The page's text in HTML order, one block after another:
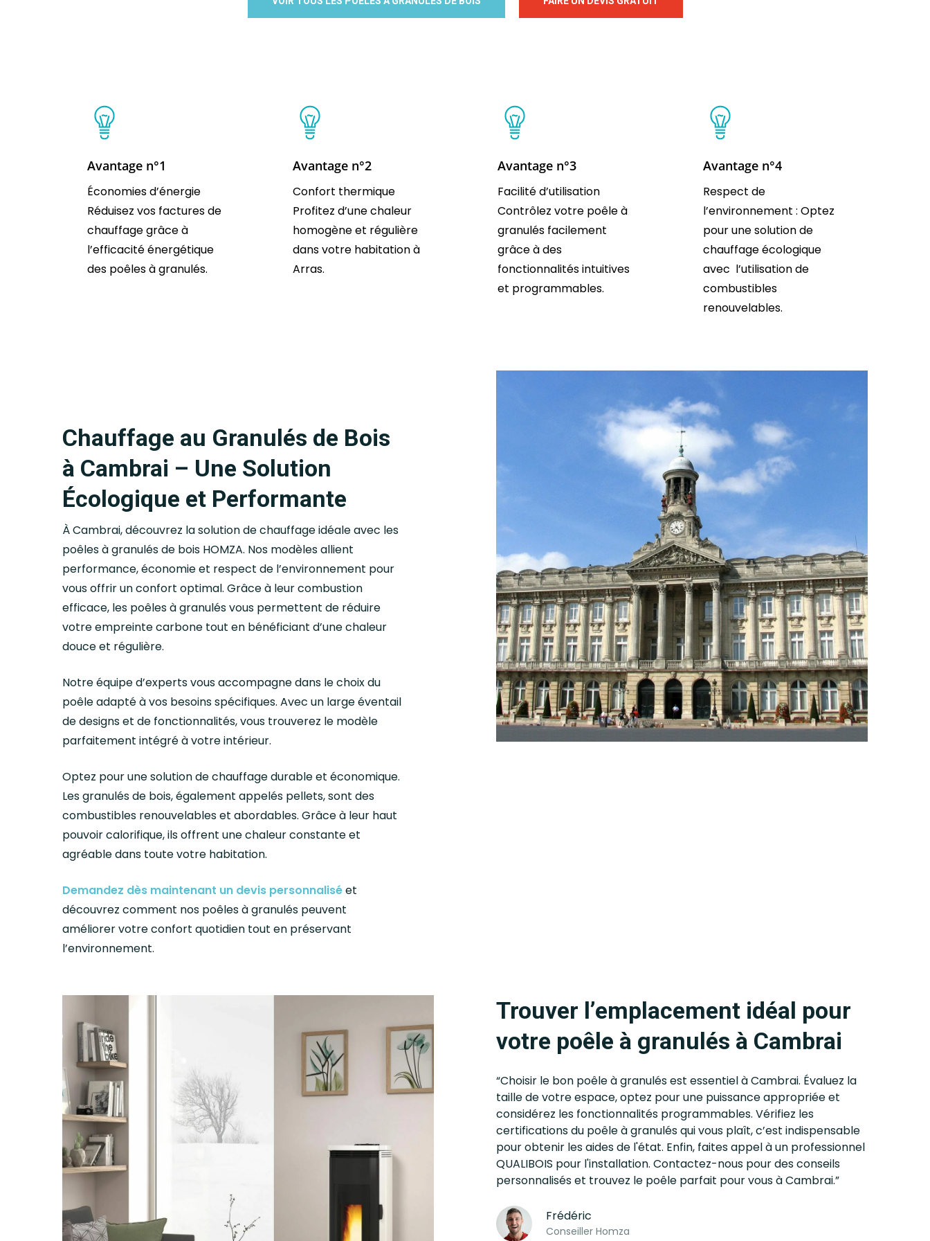
Avantage n°1
Économies d’énergie
Réduisez vos factures de
chauffage grâce à
l’efficacité énergétique
des poêles à granulés.
Avantage n°2
Confort thermique
Profitez d’une chaleur
homogène et régulière
dans votre habitation à
Arras.
Avantage n°3
Facilité d’utilisation
Contrôlez votre poêle à
granulés facilement
grâce à des
fonctionnalités intuitives
et programmables.
Avantage n°4
Respect de
l’environnement : Optez
pour une solution de
chauffage écologique
avec l’utilisation de
combustibles
renouvelables.
Chauffage au Granulés de Bois
à Cambrai – Une Solution
Écologique et Performante
À Cambrai, découvrez la solution de chauffage idéale avec les
poêles à granulés de bois HOMZA. Nos modèles allient
performance, économie et respect de l’environnement pour
vous offrir un confort optimal. Grâce à leur combustion
efficace, les poêles à granulés vous permettent de réduire
votre empreinte carbone tout en bénéficiant d’une chaleur
douce et régulière.
Notre équipe d’experts vous accompagne dans le choix du
poêle adapté à vos besoins spécifiques. Avec un large éventail
de designs et de fonctionnalités, vous trouverez le modèle
parfaitement intégré à votre intérieur.
Optez pour une solution de chauffage durable et économique.
Les granulés de bois, également appelés pellets, sont des
combustibles renouvelables et abordables. Grâce à leur haut
pouvoir calorifique, ils offrent une chaleur constante et
agréable dans toute votre habitation.
Demandez dès maintenant un devis personnaliséet
découvrez comment nos poêles à granulés peuvent
améliorer votre confort quotidien tout en préservant
l’environnement.
Trouver l’emplacement idéal pour
votre poêle à granulés à Cambrai
“Choisir le bon poêle à granulés est essentiel à Cambrai. Évaluez la
taille de votre espace, optez pour une puissance appropriée et
considérez les fonctionnalités programmables. Vérifiez les
certifications du poêle à granulés qui vous plaît, c’est indispensable
pour obtenir les aides de l'état. Enfin, faites appel à un professionnel
QUALIBOIS pour l'installation. Contactez-nous pour des conseils
personnalisés et trouvez le poêle parfait pour vous à Cambrai.”
Frédéric
Conseiller Homza